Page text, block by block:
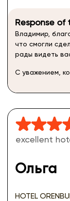
Response
Владимир,
что смогли
рады видеть
С уважением,
excellent
Ольга
HOTEL